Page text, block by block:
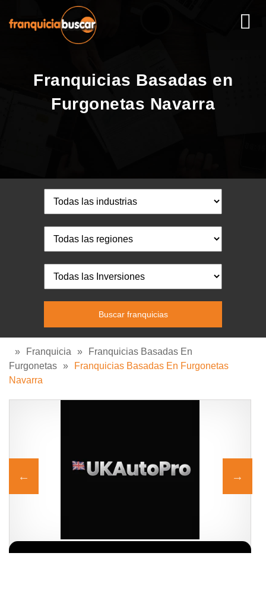
Franquicias Basadas en
Furgonetas Navarra
» Franquicia »
Franquicias Basadas En
Furgonetas »
Franquicias Basadas En Furgonetas
Navarra